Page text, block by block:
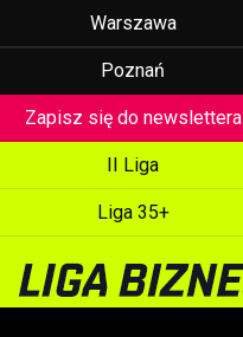
Warszawa
Poznań
Zapisz się do newslettera
II Liga
Liga 35+